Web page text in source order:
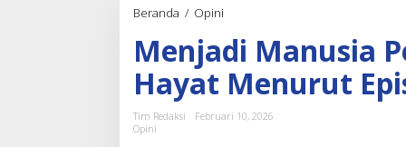
Beranda / Opini
n
j
a
d
Menjadi Manusia
Hayat Menurut
Tim Redaksi
Februari 10, 2026
Opini